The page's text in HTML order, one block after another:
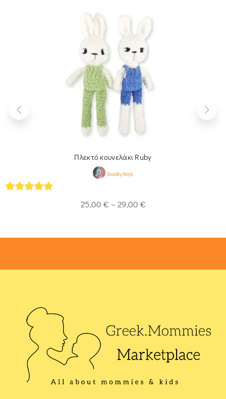
Πλεκτό κουνελάκι Ruby
booky.toys
25,00 € – 29,00 €